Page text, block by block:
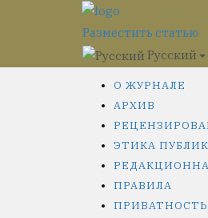
Разместить статью
Русский
О ЖУРНАЛЕ
АРХИВ
ЭТИКА
ПРАВИЛА
ПРИВАТНОСТЬ